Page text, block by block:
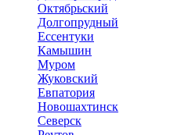
Октябрьский
Долгопрудный
Ессентуки
Камышин
Муром
Жуковский
Евпатория
Новошахтинск
Северск